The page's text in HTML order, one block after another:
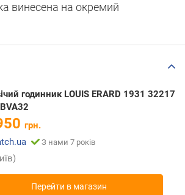
винесена на окремий
годинник LOUIS ERARD 1931 32217
грн.
З нами 7 років
Перейти в магазин